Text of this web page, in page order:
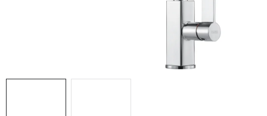
Garance nejnižší ceny